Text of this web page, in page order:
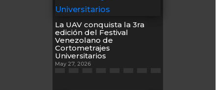
La UAV conquista la 3ra
edición del Festival
Venezolano de
Cortometrajes
Universitarios
May 27, 2026